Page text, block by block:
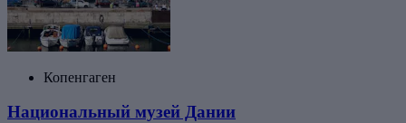
Копенгаген
Национальный музей Дании